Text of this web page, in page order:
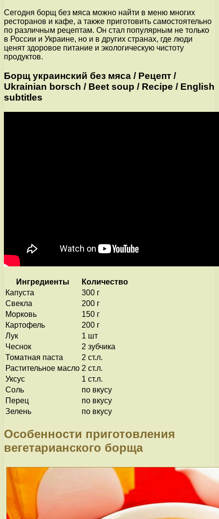
Сегодня борщ без мяса можно найти в меню многих
ресторанов и кафе, а также приготовить самостоятельно
по различным рецептам. Он стал популярным не только
в России и Украине, но и в других странах, где люди
ценят здоровое питание и экологическую чистоту
продуктов.
Борщ украинский без мяса / Рецепт /
Ukrainian borsch / Beet soup / Recipe / English
subtitles
Ингредиенты
Количество
Капуста
300 г
Свекла
200 г
Морковь
150 г
Картофель
200 г
Лук
1 шт
Чеснок
2 зубчика
Томатная паста
2 ст.л.
Растительное масло 2 ст.л.
Уксус
1 ст.л.
Соль
по вкусу
Перец
по вкусу
Зелень
по вкусу
Особенности приготовления
вегетарианского борща